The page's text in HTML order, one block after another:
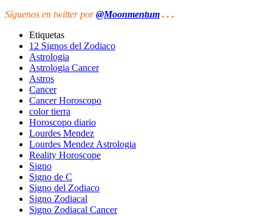
Síguenos en twitter por@Moonmentum . . .
Etiquetas
12 Signos del Zodiaco
Astrologia
Astrologia Cancer
Astros
Cancer
Cancer Horoscopo
color tierra
Horoscopo diario
Lourdes Mendez
Lourdes Mendez Astrologia
Reality Horoscope
Signo
Signo de C
Signo del Zodiaco
Signo Zodiacal
Signo Zodiacal Cancer